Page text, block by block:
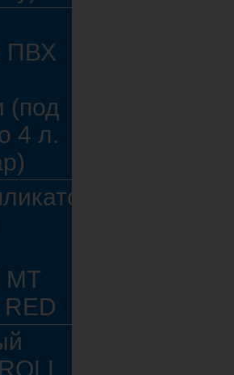
ПВХ
(под
4 л.
MT